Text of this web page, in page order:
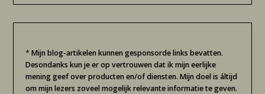
*Mijn blog-artikelen kunnen gesponsorde links bevatten.
Desondanks kun je er op vertrouwen dat ik mijn eerlijke
mening geef over producten en/of diensten. Mijn doel is áltijd
om mijn lezers zoveel mogelijk relevante informatie te geven.